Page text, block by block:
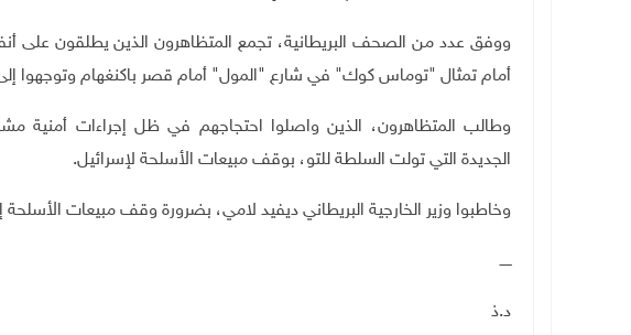
ووفق عدد من الصحف البريطانية، تجمع المتظاهرون الذين يطلقون
أمام تمثال "توماس كوك" في شارع "المول" أمام قصر باكنغهام وتوجهوا إلى
وطالب المتظاهرون، الذين واصلوا احتجاجهم في ظل إجراءات أمنية
الجديدة التي تولت السلطة للتو، بوقف مبيعات الأسلحة لإسرائيل.
وخاطبوا وزير الخارجية البريطاني ديفيد لامي، بضرورة وقف مبيعات الأسلحة
ـــــ
د.ذ